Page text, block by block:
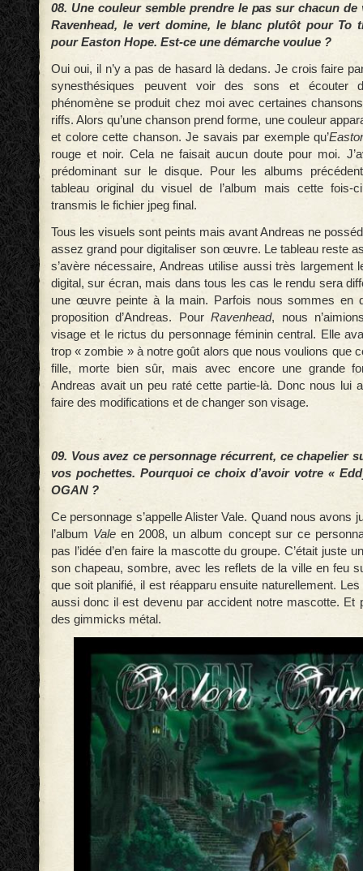
08. Une couleur semble prendre le pas sur chacun
Ravenhead, le vert domine, le blanc plutôt pour To
pour Easton Hope. Est-ce une démarche voulue ?
Oui oui, il n’y a pas de hasard là dedans. Je crois faire
synesthésiques peuvent voir des sons et écouter
phénomène se produit chez moi avec certaines
riffs. Alors qu’une chanson prend forme, une couleur
et colore cette chanson. Je savais par exemple qu’
rouge et noir. Cela ne faisait aucun doute pour moi.
prédominant sur le disque. Pour les albums
tableau original du visuel de l’album mais cette fois-
transmis le fichier jpeg final.
Tous les visuels sont peints mais avant Andreas ne
assez grand pour digitaliser son œuvre. Le tableau reste
s’avère nécessaire, Andreas utilise aussi très largement
digital, sur écran, mais dans tous les cas le rendu sera
une œuvre peinte à la main. Parfois nous sommes en
proposition d’Andreas. PourRavenhead, nous
visage et le rictus du personnage féminin central. Elle
trop « zombie » à notre goût alors que nous voulions que
fille, morte bien sûr, mais avec encore une grande
Andreas avait un peu raté cette partie-là. Donc nous lui
faire des modifications et de changer son visage.
09. Vous avez ce personnage récurrent, ce chapelier
vos pochettes. Pourquoi ce choix d’avoir votre «
OGAN ?
Ce personnage s’appelle Alister Vale. Quand nous avons
l’album Vale en 2008, un album concept sur ce
pas l’idée d’en faire la mascotte du groupe. C’était juste
son chapeau, sombre, avec les reflets de la ville en feu
que soit planifié, il est réapparu ensuite naturellement.
aussi donc il est devenu par accident notre mascotte. Et
des gimmicks métal.